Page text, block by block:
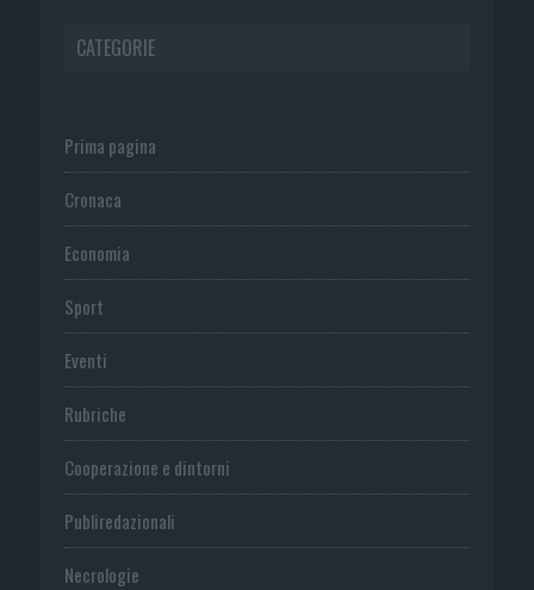
CATEGORIE
Prima pagina
Cronaca
Economia
Sport
Eventi
Rubriche
Cooperazione e dintorni
Publiredazionali
Necrologie